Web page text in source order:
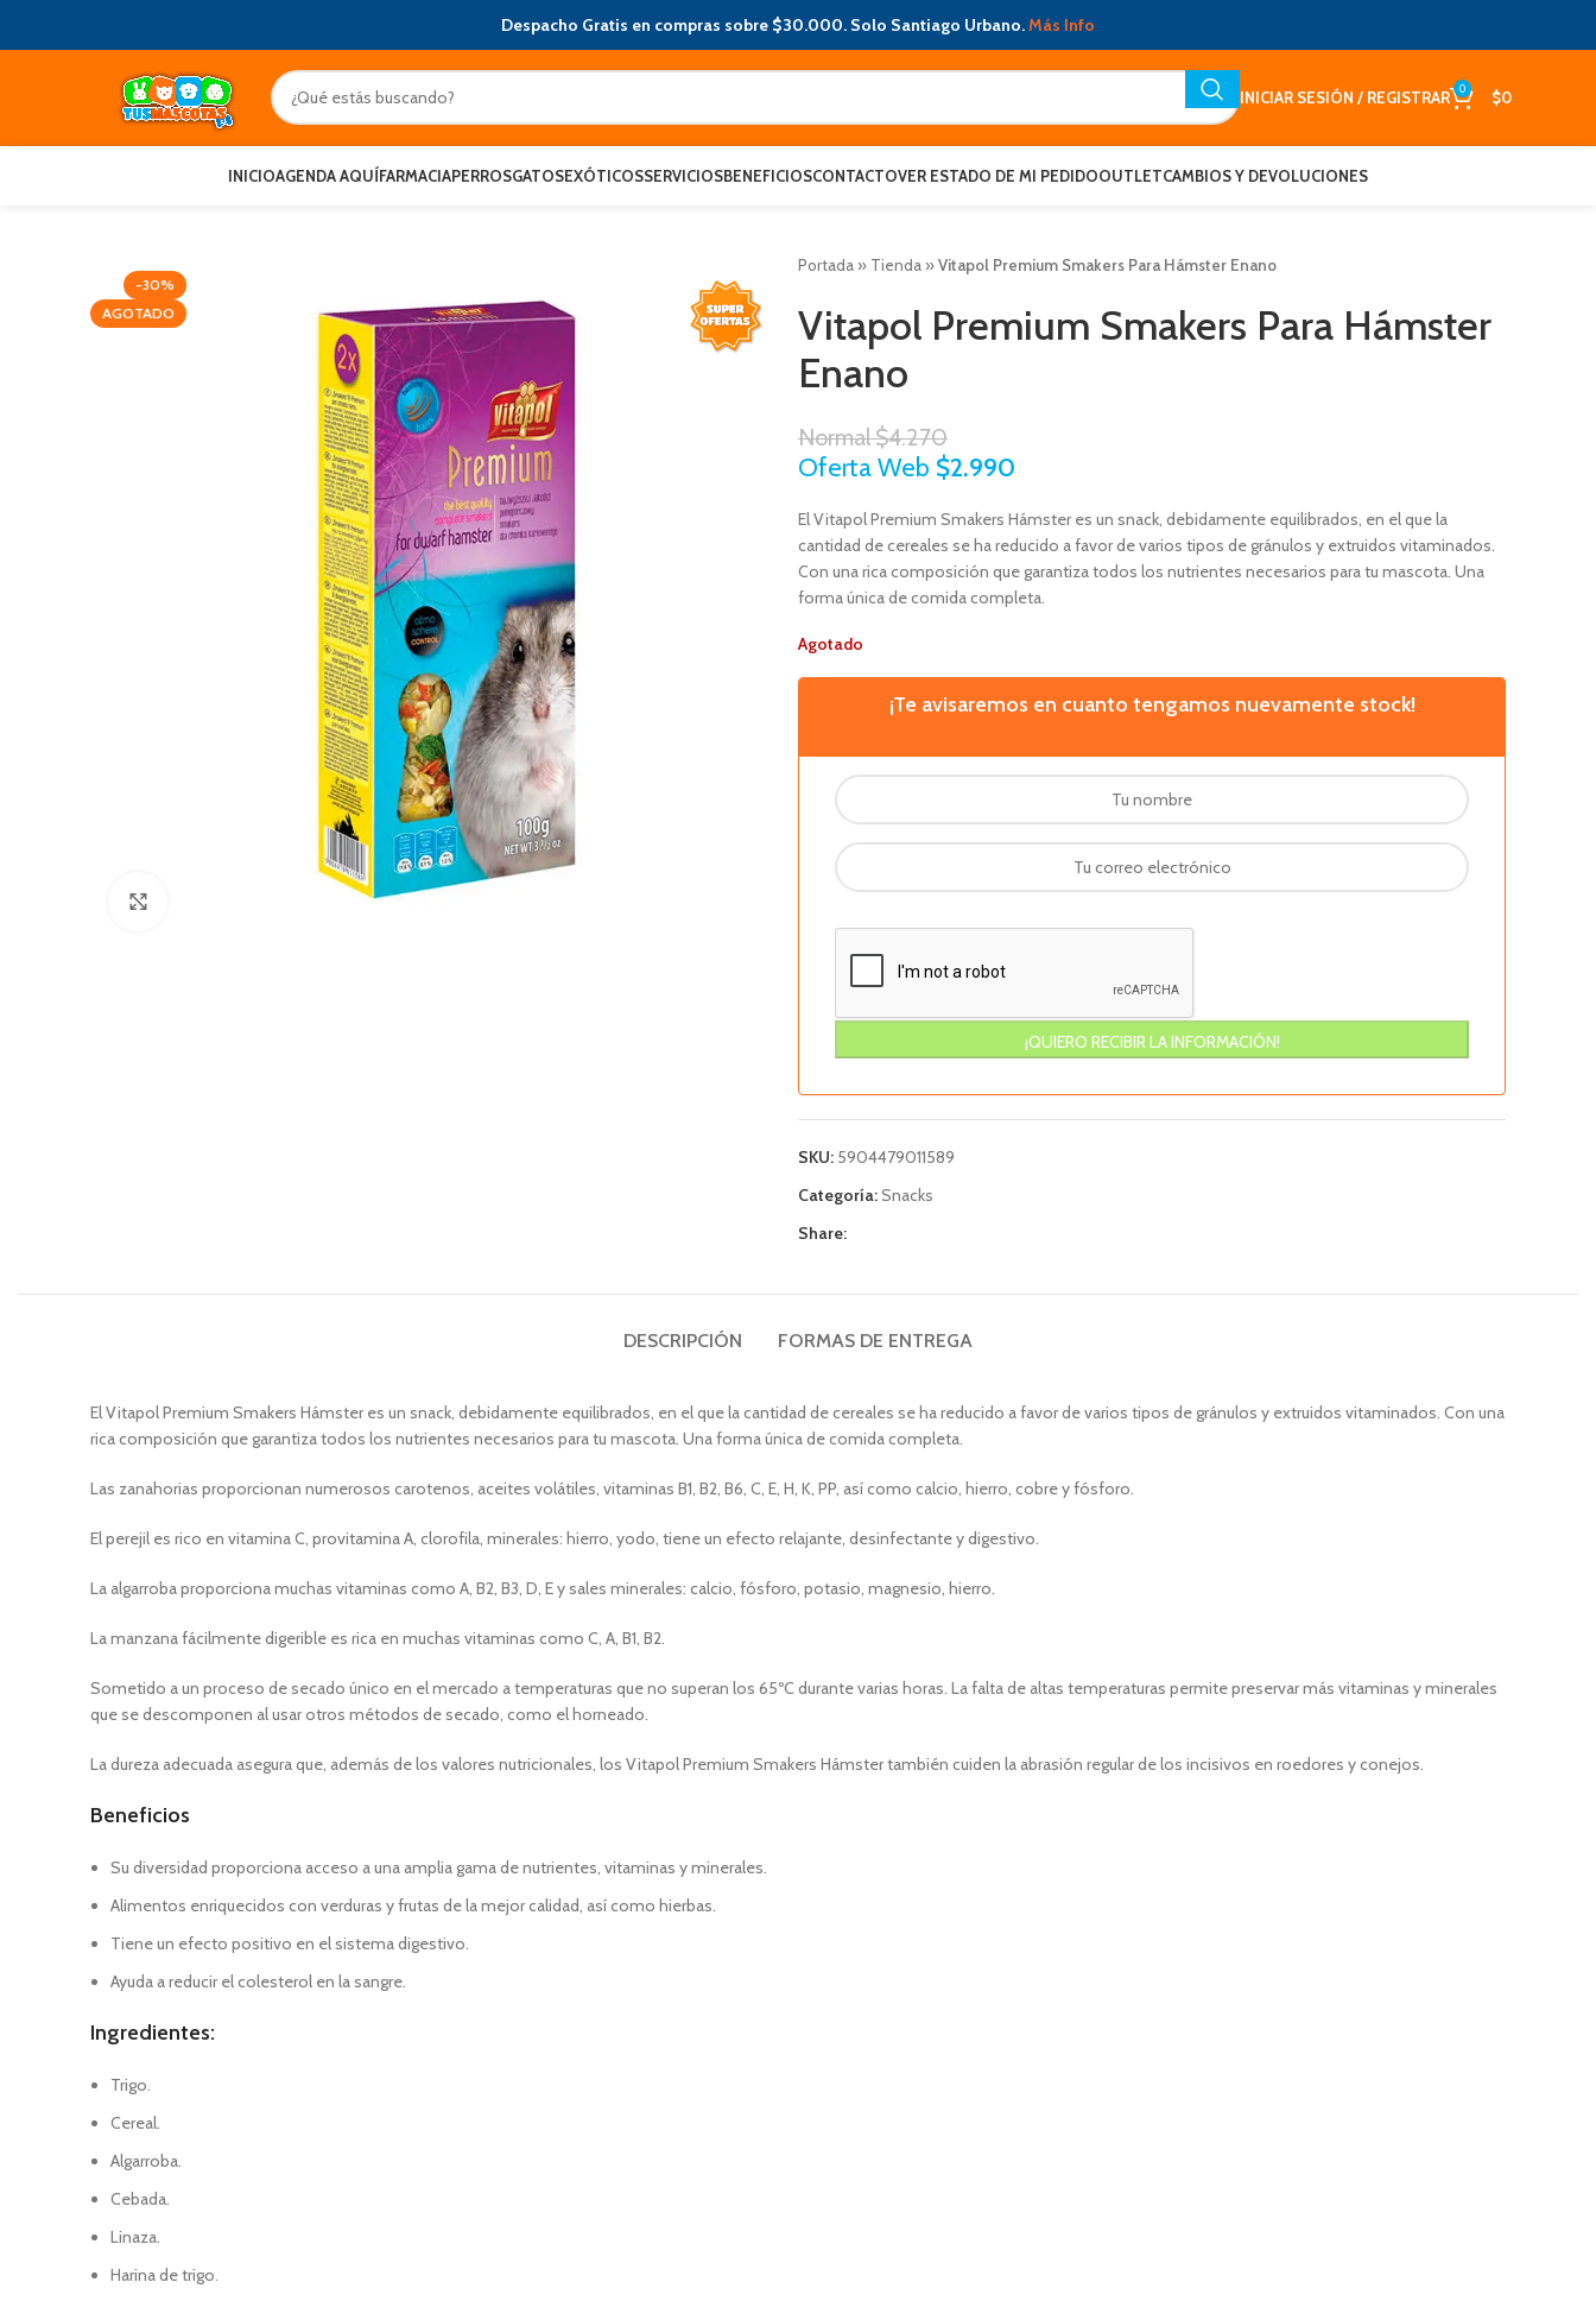
Despacho Gratis en compras sobre $30.000. Solo Santiago Urbano.Más Info
INICIAR SESIÓN / REGISTRAR 0 $0
INICIOAGENDA AQUÍFARMACIAPERROSGATOSEXÓTICOSSERVICIOSBENEFICIOSCONTACTOVER ESTADO DE MI PEDIDOOUTLETCAMBIOS Y DEVOLUCIONES
-30%
AGOTADO
Portada » Tienda »Vitapol Premium Smakers Para Hámster Enano
Vitapol Premium Smakers Para Hámster
Enano
Normal$4.270
Oferta Web $2.990
El Vitapol Premium Smakers Hámster es un snack, debidamente equilibrados, en el que la
cantidad de cereales se ha reducido a favor de varios tipos de gránulos y extruidos vitaminados.
Con una rica composición que garantiza todos los nutrientes necesarios para tu mascota. Una
forma única de comida completa.
Agotado
¡Te avisaremos en cuanto tengamos nuevamente stock!
SKU: 5904479011589
Categoría:Snacks
Share:
DESCRIPCIÓN FORMAS DE ENTREGA
El Vitapol Premium Smakers Hámster es un snack, debidamente equilibrados, en el que la cantidad de cereales se ha reducido a favor de varios tipos de gránulos y extruidos vitaminados. Con una
rica composición que garantiza todos los nutrientes necesarios para tu mascota. Una forma única de comida completa.
Las zanahorias proporcionan numerosos carotenos, aceites volátiles, vitaminas B1, B2, B6, C, E, H, K, PP, así como calcio, hierro, cobre y fósforo.
El perejil es rico en vitamina C, provitamina A, clorofila, minerales: hierro, yodo, tiene un efecto relajante, desinfectante y digestivo.
La algarroba proporciona muchas vitaminas como A, B2, B3, D, E y sales minerales: calcio, fósforo, potasio, magnesio, hierro.
La manzana fácilmente digerible es rica en muchas vitaminas como C, A, B1, B2.
Sometido a un proceso de secado único en el mercado a temperaturas que no superan los 65ºC durante varias horas. La falta de altas temperaturas permite preservar más vitaminas y minerales
que se descomponen al usar otros métodos de secado, como el horneado.
La dureza adecuada asegura que, además de los valores nutricionales, los Vitapol Premium Smakers Hámster también cuiden la abrasión regular de los incisivos en roedores y conejos.
Beneficios
Su diversidad proporciona acceso a una amplia gama de nutrientes, vitaminas y minerales.
Alimentos enriquecidos con verduras y frutas de la mejor calidad, así como hierbas.
Tiene un efecto positivo en el sistema digestivo.
Ayuda a reducir el colesterol en la sangre.
Ingredientes:
Trigo.
Cereal.
Algarroba.
Cebada.
Linaza.
Harina de trigo.